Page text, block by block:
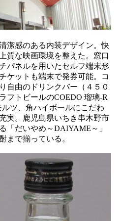
潔感のある内装デザイン。快
質な映画環境を整えた。窓口
パネルを用いたセルフ端末形
ケットも端末で発券可能。コ
自由のドリンクバー（４５０
フトビールのCOEDO 瑠璃-R
ツ、角ハイボールにこだわ
実。鹿児島県いちき串木野市
「だいやめ～DAIYAME～」
まで揃っている。